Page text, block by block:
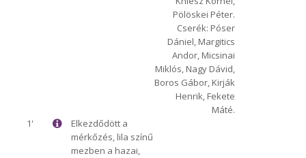
Pölöskei Péter.
Cserék: Póser
Dániel, Margitics
Andor, Micsinai
Miklós, Nagy Dávid,
Boros Gábor, Kirják
Henrik, Fekete
Máté.
1'
Elkezdődött a
mérkőzés, lila színű
mezben a hazai,